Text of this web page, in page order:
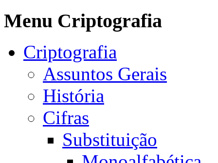
Menu Criptografia
Criptografia
Assuntos Gerais
História
Cifras
Substituição